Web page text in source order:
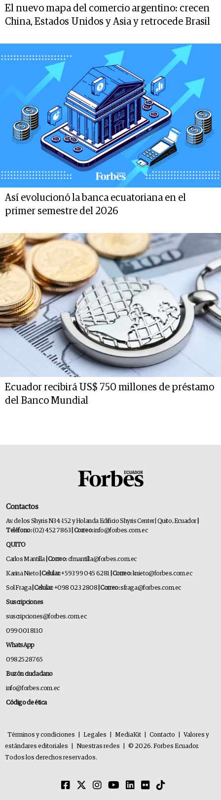
El nuevo mapa del comercio argentino: crecen
China, Estados Unidos y Asia y retrocede Brasil
Así evolucionó la banca ecuatoriana en el
primer semestre del 2026
Ecuador recibirá US$ 750 millones de préstamo
del Banco Mundial
Contactos
Av. de los Shyris N34-152 y Holanda Edificio Shyris Center | Quito, Ecuador
Teléfono:(02) 452 7863 | Correo:info@forbes.com.ec
QUITO
Carlos Mantilla | Correo:cfmantilla@forbes.com.ec
Karina Nieto | Celular:+593 99 045 6281 | Correo:knieto@forbes.com.ec
Sol Fraga| Celular:+098 023 2808 | Correo:sfraga@forbes.com.ec
Suscripciones
suscripciones@forbes.com.ec
099 001 8110
WhatsApp
0982528765
Buzón ciudadano
info@forbes.com.ec
Código de ética
Términos y condiciones Legales MediaKit Contacto
Valores y
estándares editoriales
Nuestras redes
© 2026. Forbes Ecuador.
Todos los derechos reservados.